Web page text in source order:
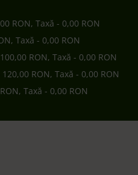
RON, Taxă - 0,00 RON
Taxă - 0,00 RON
RON, Taxă - 0,00 RON
RON, Taxă - 0,00 RON
Taxă - 0,00 RON